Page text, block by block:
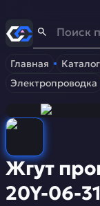
Спец-Страж-
Главная Каталог
Электропроводка
Жгут
20Y-06-